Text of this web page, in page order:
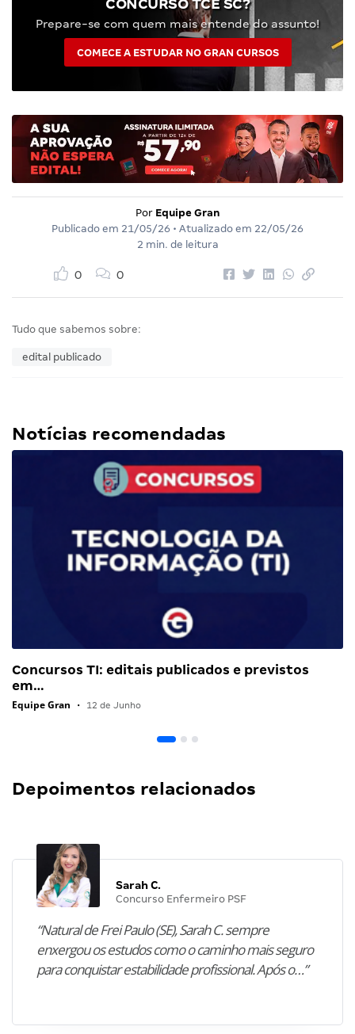
Prepare-se com quem mais entende do assunto!
COMECE A ESTUDAR NO GRAN CURSOS
Por Equipe Gran
Publicado em 21/05/26 • Atualizado em 22/05/26
2 min. de leitura
0 0
Tudo que sabemos sobre:
edital publicado
Notícias recomendadas
Concursos TI: editais publicados e previstos
em…
Equipe Gran • 12 de Junho
Depoimentos relacionados
Sarah C.
Concurso Enfermeiro PSF
“Natural de Frei Paulo (SE), Sarah C. sempre
enxergou os estudos como o caminho mais seguro
para conquistar estabilidade profissional. Após o…”